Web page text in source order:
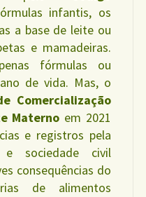
infantis, os
a base de leite ou
e mamadeiras.
fórmulas ou
de vida. Mas, o
Comercialização
Materno em 2021
e registros pela
e sociedade civil
consequências do
de alimentos